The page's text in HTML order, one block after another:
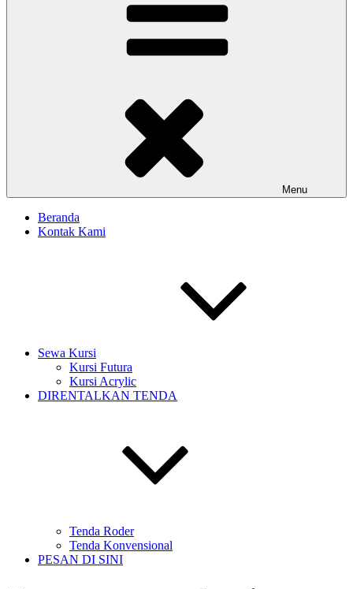
Menu
Beranda
Kontak Kami
Sewa Kursi
Kursi Futura
Kursi Acrylic
DIRENTALKAN TENDA
Tenda Roder
Tenda Konvensional
PESAN DI SINI